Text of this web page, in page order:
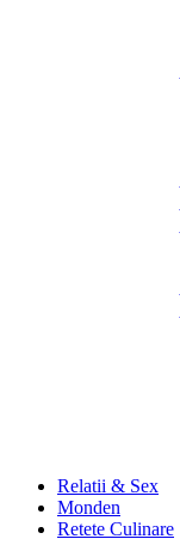
Relatii & Sex
Monden
Retete Culinare